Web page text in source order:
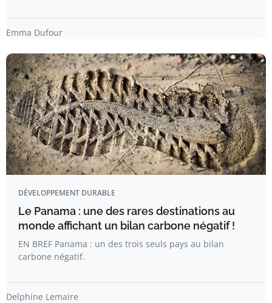
Emma Dufour
DÉVELOPPEMENT DURABLE
Le Panama : une des rares destinations au
monde affichant un bilan carbone négatif !
EN BREF Panama : un des trois seuls pays au bilan
carbone négatif.
Delphine Lemaire